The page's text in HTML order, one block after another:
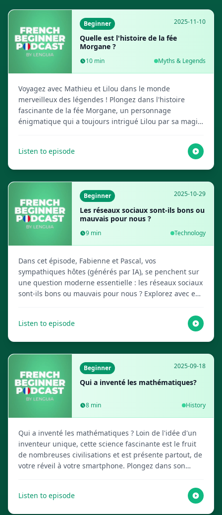
Beginner 2025-11-10
Quelle est l'histoire de la fée
Morgane ?
10 min Myths & Legends
Voyagez avec Mathieu et Lilou dans le monde
merveilleux des légendes ! Plongez dans l'histoire
fascinante de la fée Morgane, un personnage
énigmatique qui a toujours intrigué Lilou par sa magie.
idéal pour pratiquer votre français. Visit Lenguia.com
to get the full script, create multimedia flashcards and
Listen to episode
Beginner 2025-10-29
Les réseaux sociaux sont-ils bons ou
mauvais pour nous ?
9 min Technology
Dans cet épisode, Fabienne et Pascal, vos
sympathiques hôtes (générés par IA), se penchent sur
une question moderne essentielle : les réseaux sociaux
sont-ils bons ou mauvais pour nous ? Explorez avec eux
utilisation quotidienne. Visitez Lenguia.com pour
Listen to episode
Beginner 2025-09-18
Qui a inventé les mathématiques?
8 min History
Qui a inventé les mathématiques ? Loin de l'idée d'un
inventeur unique, cette science fascinante est le fruit
de nombreuses civilisations et est présente partout, de
votre réveil à votre smartphone. Plongez dans son
Lenguia.com pour obtenir le script complet, créer des
flashcards multimédias et accéder à d'autres
Listen to episode